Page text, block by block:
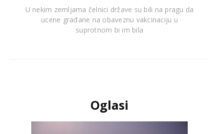
U nekim zemljama čelnici države su bili na pragu da
ucene građane na obaveznu vakcinaciju u
suprotnom bi im bila
Oglasi